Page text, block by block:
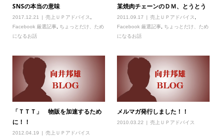
SNSの本当の意味
2017.12.21 売上ＵＰアドバイス
Facebook 厳選記事,
ちょっとだけ、ため
になるお話
某焼肉チェーンのＤＭ、とうとう
2011.09.17 売上ＵＰアドバイス
Facebook 厳選記事
ちょっとだけ、ため
になるお話
「ＴＴＴ」 物販を加速するため
に！！
2012.04.19 売上ＵＰアドバイス
メルマガ発行しました！！
2010.03.22 売上ＵＰアドバイス